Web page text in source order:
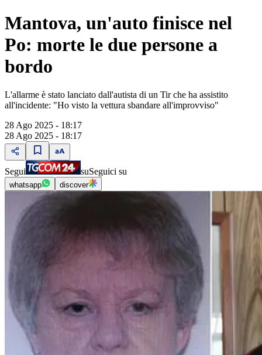
Mantova, un'auto finisce nel
Po: morte le due persone a
bordo
L'allarme è stato lanciato dall'autista di un Tir che ha assistito
all'incidente: "Ho visto la vettura sbandare all'improvviso"
28 Ago 2025 - 18:17
28 Ago 2025 - 18:17
Segui suSeguici su
whatsapp discover